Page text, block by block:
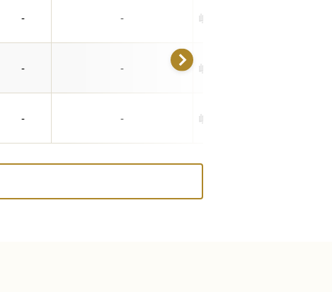
- - 岐阜県瑞穂市十九条197-1
- - 岐阜県瑞穂市田之上142-2
- - 岐阜県瑞穂市別府1552-1